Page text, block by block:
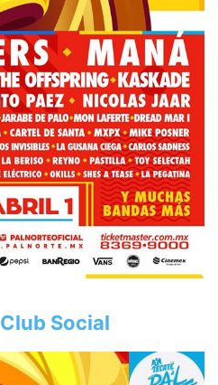
Club Social